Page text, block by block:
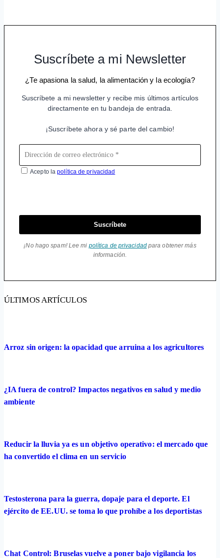
Suscríbete a mi Newsletter
¿Te apasiona la salud, la alimentación y la ecología?
Suscríbete a mi newsletter y recibe mis últimos artículos
directamente en tu bandeja de entrada.
¡Suscríbete ahora y sé parte del cambio!
Acepto lapolítica de privacidad
Suscríbete
¡No hago spam! Lee mi política de privacidadpara obtener más
información.
ÚLTIMOS ARTÍCULOS
Arroz sin origen: la opacidad que arruina a los agricultores
¿IA fuera de control? Impactos negativos en salud y medio
ambiente
Reducir la lluvia ya es un objetivo operativo: el mercado que
ha convertido el clima en un servicio
Testosterona para la guerra, dopaje para el deporte. El
ejército de EE.UU. se toma lo que prohíbe a los deportistas
Chat Control: Bruselas vuelve a poner bajo vigilancia los